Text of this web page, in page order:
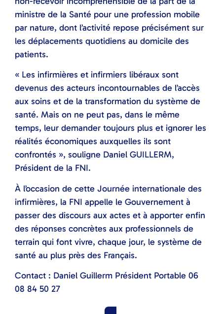
ministre de la Santé pour une profession mobile
par nature, dont l’activité repose précisément sur
les déplacements quotidiens au domicile des
patients.
« Les infirmières et infirmiers libéraux sont
devenus des acteurs incontournables de l’accès
aux soins et de la transformation du système de
santé. Mais on ne peut pas, dans le même
temps, leur demander toujours plus et ignorer les
réalités économiques auxquelles ils sont
confrontés », souligne Daniel GUILLERM,
Président de la FNI.
À l’occasion de cette Journée internationale des
infirmières, la FNI appelle le Gouvernement à
passer des discours aux actes et à apporter enfin
des réponses concrètes aux professionnels de
terrain qui font vivre, chaque jour, le système de
santé au plus près des Français.
Contact : Daniel Guillerm Président Portable 06
08 84 50 27